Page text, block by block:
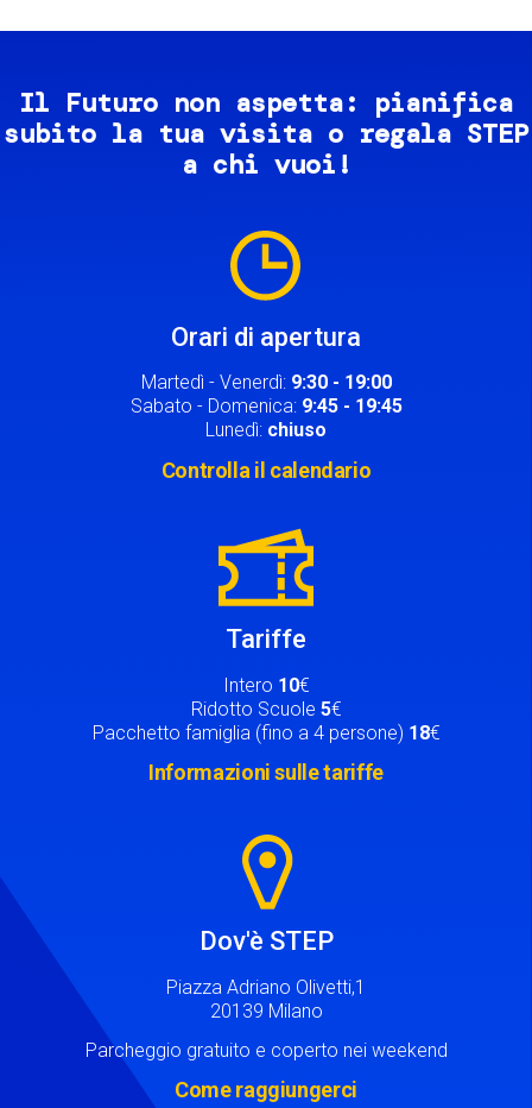
Il Futuro non aspetta: pianifica
subito la tua visita o regala STEP
a chi vuoi!
Orari di apertura
Martedì - Venerdì: 9:30 - 19:00
Sabato - Domenica: 9:45 - 19:45
Lunedì: chiuso
Controlla il calendario
Tariffe
Intero 10€
Ridotto Scuole 5€
Pacchetto famiglia (fino a 4 persone) 18€
Informazioni sulle tariffe
Dov'è STEP
Piazza Adriano Olivetti,1
20139 Milano
Parcheggio gratuito e coperto nei weekend
Come raggiungerci